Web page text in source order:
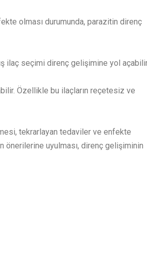
olması durumunda, parazitin direnç
ilaç seçimi direnç gelişimine yol
Özellikle bu ilaçların reçetesiz ve
tekrarlayan tedaviler ve enfekte
önerilerine uyulması, direnç gelişiminin